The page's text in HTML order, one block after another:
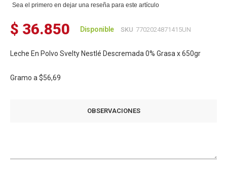
Sea el primero en dejar una reseña para este artículo
$ 36.850 Disponible SKU 7702024871415UN
Leche En Polvo Svelty Nestlé Descremada 0% Grasa x 650gr
Gramo a $56,69
OBSERVACIONES